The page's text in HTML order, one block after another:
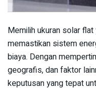
Memilih ukuran solar
memastikan sistem
biaya. Dengan
geografis, dan faktor
keputusan yang tepat